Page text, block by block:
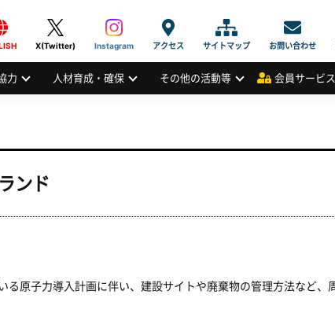
X(Twitter) Instagram アクセス サイトマップ お問い合わせ
力 人材育成・確保 その他の活動等 会員サービス
ンド
る原子力導入計画に伴い、建設サイトや廃棄物の管理方法など、